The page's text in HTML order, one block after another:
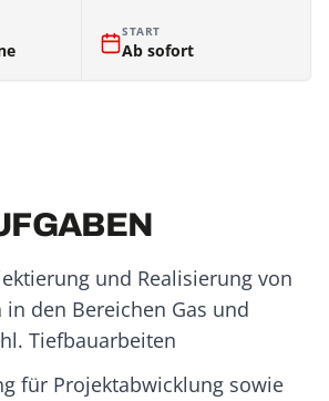
START
Ab sofort
und Realisierung von
in den Bereichen Gas und
Tiefbauarbeiten
für Projektabwicklung sowie